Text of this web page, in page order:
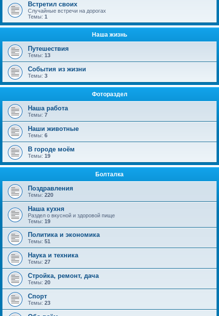
Встретил своих
Случайные встречи на дорогах
Темы: 1
Наша жизнь
Путешествия
Темы: 13
События из жизни
Темы: 3
Фотораздел
Наша работа
Темы: 7
Наши животные
Темы: 6
В городе моём
Темы: 19
Болталка
Поздравления
Темы: 220
Наша кухня
Раздел о вкусной и здоровой пище
Темы: 19
Политика и экономика
Темы: 51
Наука и техника
Темы: 27
Стройка, ремонт, дача
Темы: 20
Спорт
Темы: 23